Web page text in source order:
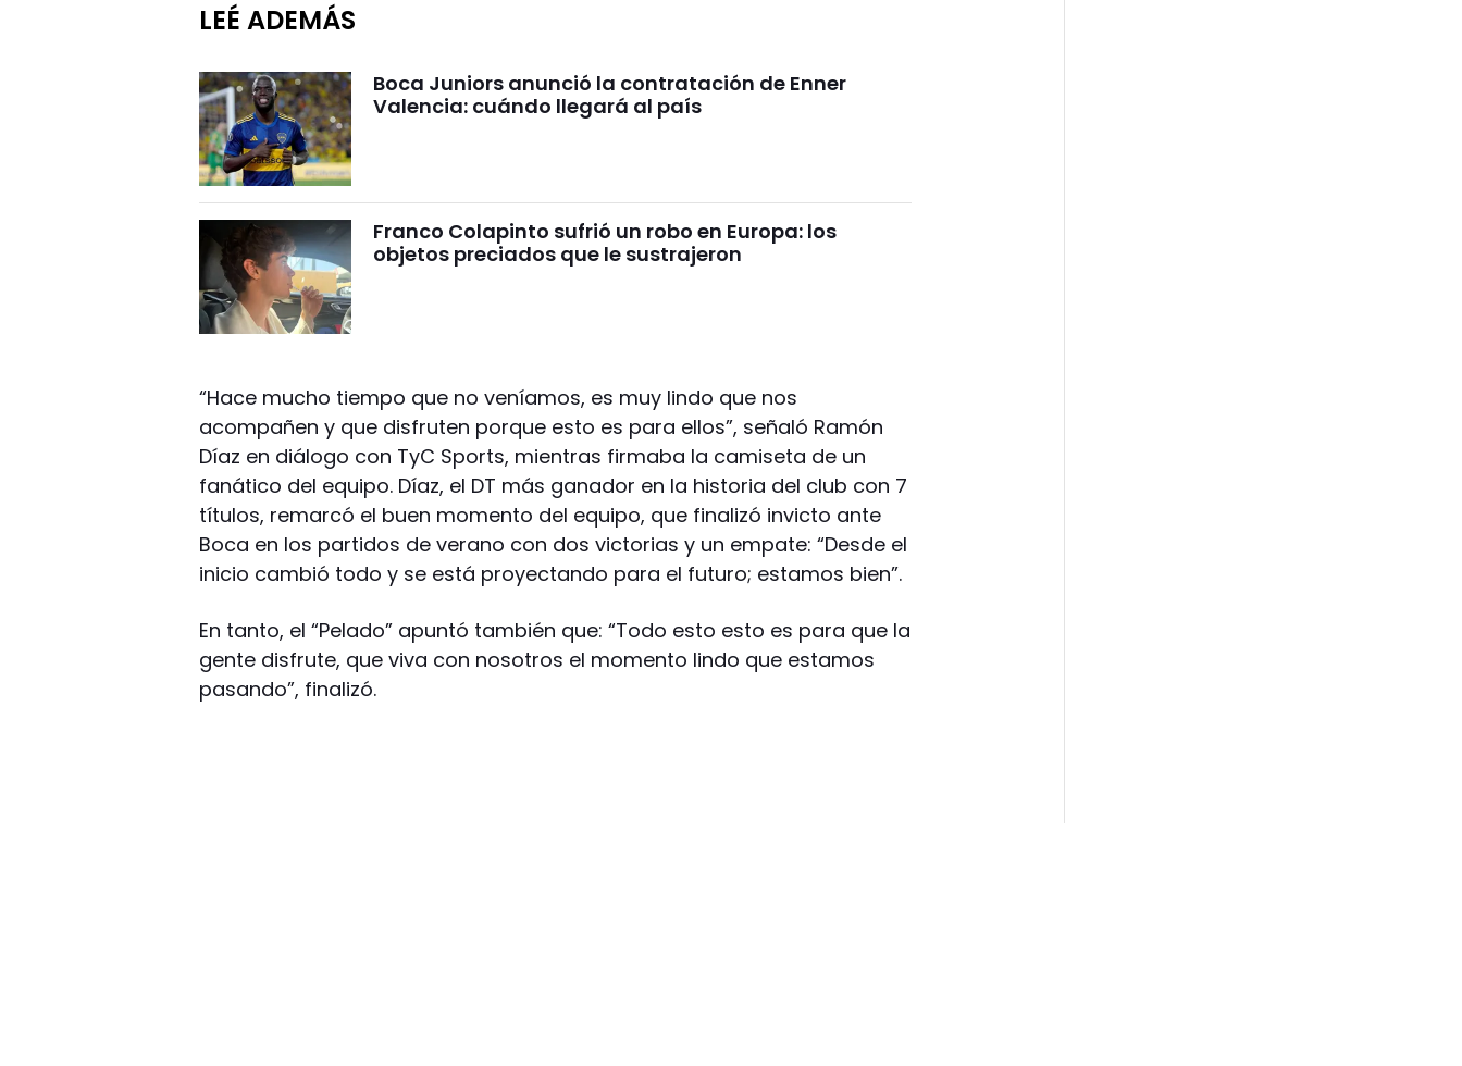
LEÉ ADEMÁS
Boca Juniors anunció la contratación de Enner
Valencia: cuándo llegará al país
Franco Colapinto sufrió un robo en Europa: los
objetos preciados que le sustrajeron
“Hace mucho tiempo que no veníamos, es muy lindo que nos
acompañen y que disfruten porque esto es para ellos”, señaló Ramón
Díaz en diálogo con TyC Sports, mientras firmaba la camiseta de un
fanático del equipo. Díaz, el DT más ganador en la historia del club con 7
títulos, remarcó el buen momento del equipo, que finalizó invicto ante
Boca en los partidos de verano con dos victorias y un empate: “Desde el
inicio cambió todo y se está proyectando para el futuro; estamos bien”.
En tanto, el “Pelado” apuntó también que: “Todo esto esto es para que la
gente disfrute, que viva con nosotros el momento lindo que estamos
pasando”, finalizó.